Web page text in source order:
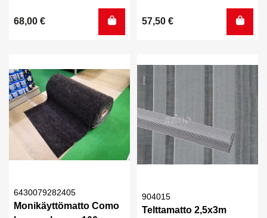
68,00 €
4.00/ 5
57,50 €
6430079282405
Monikäyttömatto Como
904015
Telttamatto 2,5x3m